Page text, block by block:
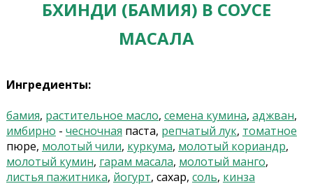
БХИНДИ (БАМИЯ) В СОУСЕ
МАСАЛА
Ингредиенты:
бамия, растительное масло, семена кумина, аджван,
имбирно - чесночная паста, репчатый лук, томатное
пюре, молотый чили, куркума, молотый кориандр,
молотый кумин, гарам масала, молотый манго,
листья пажитника, йогурт, сахар, соль, кинза